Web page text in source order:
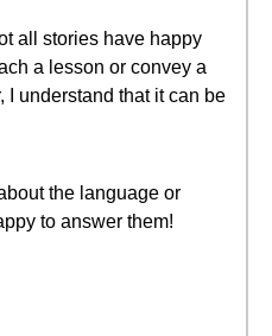
all stories have happy
a lesson or convey a
I understand that it can be
the language or
to answer them!